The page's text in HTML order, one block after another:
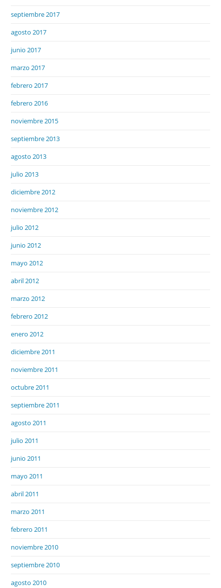
septiembre 2017
agosto 2017
junio 2017
marzo 2017
febrero 2017
febrero 2016
noviembre 2015
septiembre 2013
agosto 2013
julio 2013
diciembre 2012
noviembre 2012
julio 2012
junio 2012
mayo 2012
abril 2012
marzo 2012
febrero 2012
enero 2012
diciembre 2011
noviembre 2011
octubre 2011
septiembre 2011
agosto 2011
julio 2011
junio 2011
mayo 2011
abril 2011
marzo 2011
febrero 2011
noviembre 2010
septiembre 2010
agosto 2010